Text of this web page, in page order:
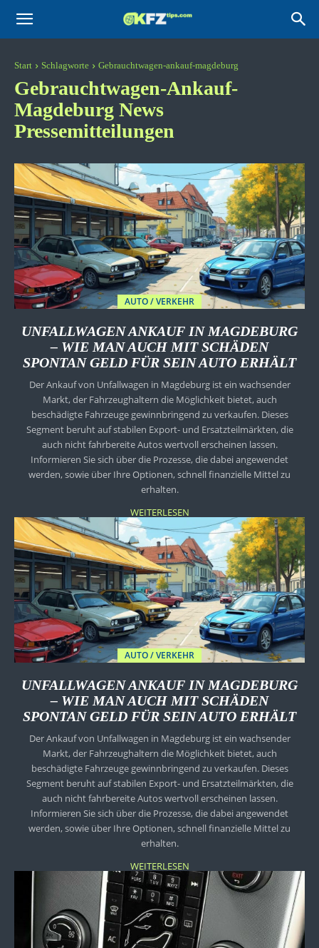
KFZtips.com
Start Schlagworte Gebrauchtwagen-ankauf-magdeburg
Gebrauchtwagen-Ankauf-
Magdeburg News
Pressemitteilungen
AUTO / VERKEHR
UNFALLWAGEN ANKAUF IN MAGDEBURG
– WIE MAN AUCH MIT SCHÄDEN
SPONTAN GELD FÜR SEIN AUTO ERHÄLT
Der Ankauf von Unfallwagen in Magdeburg ist ein wachsender
Markt, der Fahrzeughaltern die Möglichkeit bietet, auch
beschädigte Fahrzeuge gewinnbringend zu verkaufen. Dieses
Segment beruht auf stabilen Export- und Ersatzteilmärkten, die
auch nicht fahrbereite Autos wertvoll erscheinen lassen.
Informieren Sie sich über die Prozesse, die dabei angewendet
werden, sowie über Ihre Optionen, schnell finanzielle Mittel zu
erhalten.
WEITERLESEN
AUTO / VERKEHR
UNFALLWAGEN ANKAUF IN MAGDEBURG
– WIE MAN AUCH MIT SCHÄDEN
SPONTAN GELD FÜR SEIN AUTO ERHÄLT
Der Ankauf von Unfallwagen in Magdeburg ist ein wachsender
Markt, der Fahrzeughaltern die Möglichkeit bietet, auch
beschädigte Fahrzeuge gewinnbringend zu verkaufen. Dieses
Segment beruht auf stabilen Export- und Ersatzteilmärkten, die
auch nicht fahrbereite Autos wertvoll erscheinen lassen.
Informieren Sie sich über die Prozesse, die dabei angewendet
werden, sowie über Ihre Optionen, schnell finanzielle Mittel zu
erhalten.
WEITERLESEN